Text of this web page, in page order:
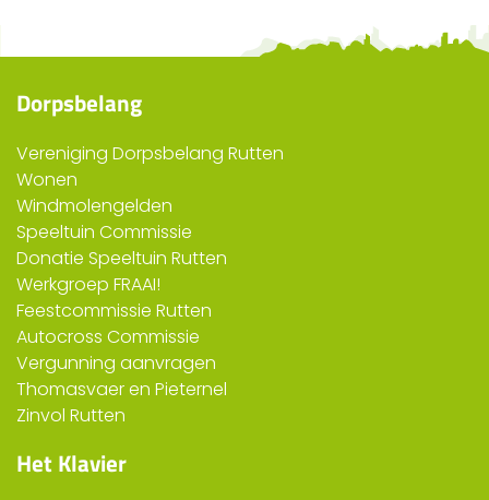
Dorpsbelang
Vereniging Dorpsbelang Rutten
Wonen
Windmolengelden
Speeltuin Commissie
Donatie Speeltuin Rutten
Werkgroep FRAAI!
Feestcommissie Rutten
Autocross Commissie
Vergunning aanvragen
Thomasvaer en Pieternel
Zinvol Rutten
Het Klavier